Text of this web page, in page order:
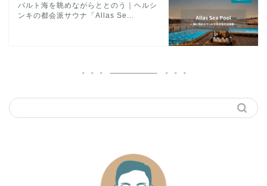
バルト海を眺めながらととのう｜ヘルシ
ンキの都会派サウナ「Allas Se...